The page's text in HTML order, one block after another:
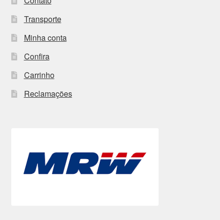
Transporte
Minha conta
Confira
Carrinho
Reclamações